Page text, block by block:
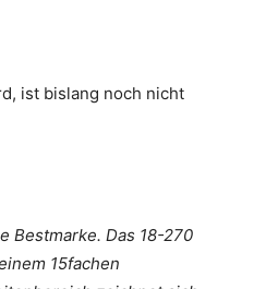
ist bislang noch nicht
Bestmarke. Das 18-270
15fachen